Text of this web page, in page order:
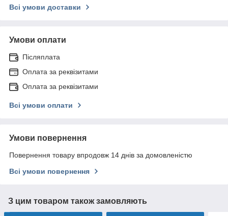
Всі умови доставки
Умови оплати
Післяплата
Оплата за реквізитами
Оплата за реквізитами
Всі умови оплати
Умови повернення
Повернення товару впродовж 14 днів за домовленістю
Всі умови повернення
З цим товаром також замовляють